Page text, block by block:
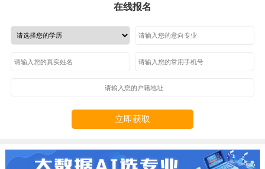
在线报名
立即获取